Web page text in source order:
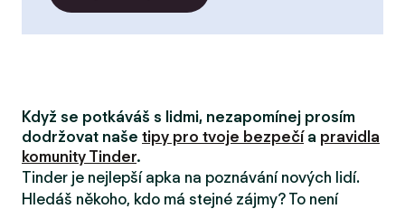
Když se potkáváš s lidmi, nezapomínej prosím
dodržovat naše tipy pro tvoje bezpečía pravidla
komunity Tinder.
Tinder je nejlepší apka na poznávání nových lidí.
Hledáš někoho, kdo má stejné zájmy? To není